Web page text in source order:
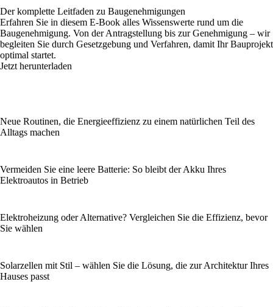
Der komplette Leitfaden zu Baugenehmigungen
Erfahren Sie in diesem E-Book alles Wissenswerte rund um die
Baugenehmigung. Von der Antragstellung bis zur Genehmigung – wir
begleiten Sie durch Gesetzgebung und Verfahren, damit Ihr Bauprojekt
optimal startet.
Jetzt herunterladen
Neue Routinen, die Energieeffizienz zu einem natürlichen Teil des
Alltags machen
Vermeiden Sie eine leere Batterie: So bleibt der Akku Ihres
Elektroautos in Betrieb
Elektroheizung oder Alternative? Vergleichen Sie die Effizienz, bevor
Sie wählen
Solarzellen mit Stil – wählen Sie die Lösung, die zur Architektur Ihres
Hauses passt